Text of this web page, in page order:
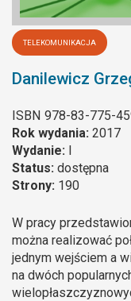
TELEKOMUNIKACJA
Danilewicz
ISBN 978-83-775-
Rok wydania: 2017
Wydanie: I
Status: dostępna
Strony: 190
W pracy
można realizować
jednym wejściem a
na dwóch